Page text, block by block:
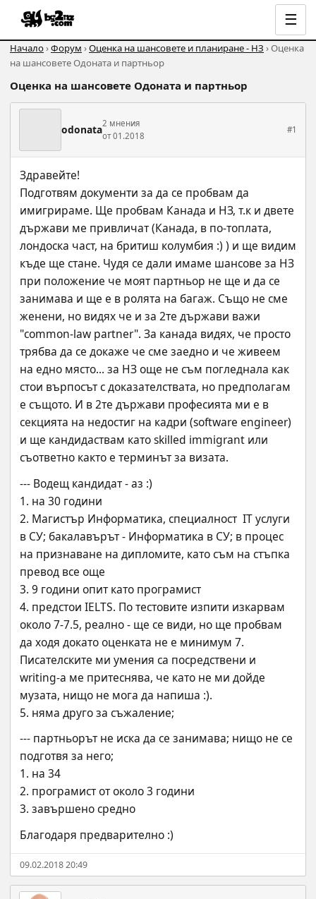
☰
Начало›Форум ›Оценка на шансовете и планиране - НЗ › Оценка
на шансовете Одоната и партньор
Оценка на шансовете Одоната и партньор
odonata2 мнения
от 01.2018
#1
Здравейте!
Подготвям документи за да се пробвам да
имигрираме. Ще пробвам Канада и НЗ, т.к и двете
държави ме привличат (Канада, в по-топлата,
лондоска част, на бритиш колумбия :) ) и ще видим
къде ще стане. Чудя се дали имаме шансове за НЗ
при положение че моят партньор не ще и да се
занимава и ще е в ролята на багаж. Също не сме
женени, но видях че и за 2те държави важи
"common-law partner". За канада видях, че просто
трябва да се докаже че сме заедно и че живеем
на едно място... за НЗ още не съм погледнала как
стои върпосът с доказателствата, но предполагам
е същото. И в 2те държави професията ми е в
секцията на недостиг на кадри (software engineer)
и ще кандидаствам като skilled immigrant или
съответно както е терминът за визата.
--- Водещ кандидат - аз :)
1. на 30 години
2. Магистър Информатика, специалност  IT услуги
в СУ; бакалавърът - Информатика в СУ; в процес
на признаване на дипломите, като съм на стъпка
превод все още
3. 9 години опит като програмист
4. предстои IELTS. По тестовите изпити изкарвам
около 7-7.5, реално - ще се види, но ще пробвам
да ходя докато оценката не е минимум 7.
Писателските ми умения са посредствени и
writing-a ме притеснява, че като не ми дойде
музата, нищо не мога да напиша :).
5. няма друго за съжаление;
--- партньорът не иска да се занимава; нищо не се
подготвя за него;
1. на 34
2. програмист от около 3 години
3. завършено средно
Благодаря предварително :)
09.02.2018 20:49